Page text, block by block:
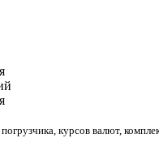
курсов валют,